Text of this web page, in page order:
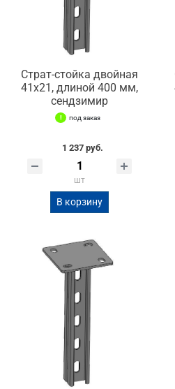
Страт-стойка двойная
41х21, длиной 400 мм,
сендзимир
под заказ
1 237 руб.
шт
В корзину